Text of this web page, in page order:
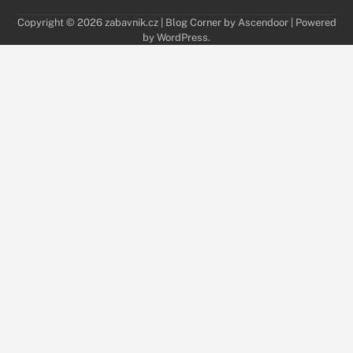
Copyright © 2026 zabavnik.cz| Blog Corner by Ascendoor| Powered
by WordPress.